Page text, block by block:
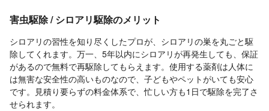
害虫駆除 / シロアリ駆除のメリット
シロアリの習性を知り尽くしたプロが、シロアリの巣を丸ごと駆
除してくれます。万一、5年以内にシロアリが再発生しても、保証
があるので無料で再駆除してもらえます。使用する薬剤は人体に
は無害な安全性の高いものなので、子どもやペットがいても安心
です。見積り要らずの料金体系で、忙しい方も1日で駆除を完了さ
せられます。